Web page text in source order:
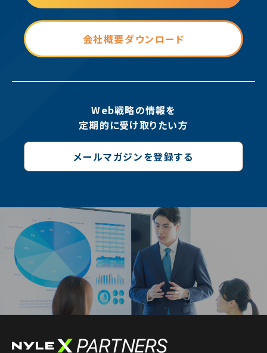
会社概要ダウンロード
Web戦略の情報を
定期的に受け取りたい方
メールマガジンを登録する